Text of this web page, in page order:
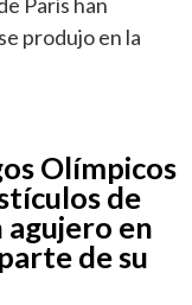
produjo en la
Olímpicos
de
agujero en
de su